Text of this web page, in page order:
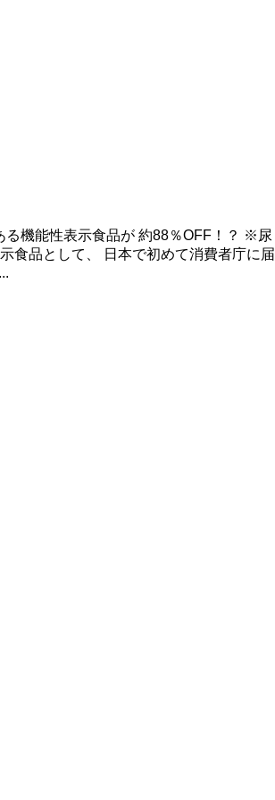
機能性表示食品が 約88％OFF！？ ※尿
食品として、 日本で初めて消費者庁に届